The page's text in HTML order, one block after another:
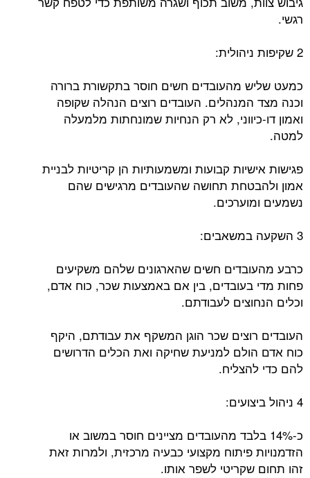
רגשי.
2 שקיפות ניהולית:
כמעט שליש מהעובדים חשים חוסר בתקשורת ברורה
וכנה מצד המנהלים. העובדים רוצים הנהלה שקופה
ואמון דו-כיווני, לא רק הנחיות שמונחתות מלמעלה
למטה.
פגישות אישיות קבועות ומשמעותיות הן קריטיות לבניית
אמון ולהבטחת תחושה שהעובדים מרגישים שהם
נשמעים ומוערכים.
3 השקעה במשאבים:
כרבע מהעובדים חשים שהארגונים שלהם משקיעים
פחות מדי בעובדים, בין אם באמצעות שכר, כוח אדם,
וכלים הנחוצים לעבודתם.
העובדים רוצים שכר הוגן המשקף את עבודתם, היקף
כוח אדם הולם למניעת שחיקה ואת הכלים הדרושים
להם כדי להצליח.
4 ניהול ביצועים:
כ-14% בלבד מהעובדים מציינים חוסר במשוב או
הזדמנויות פיתוח מקצועי כבעיה מרכזית, ולמרות זאת
זהו תחום שקריטי לשפר אותו.